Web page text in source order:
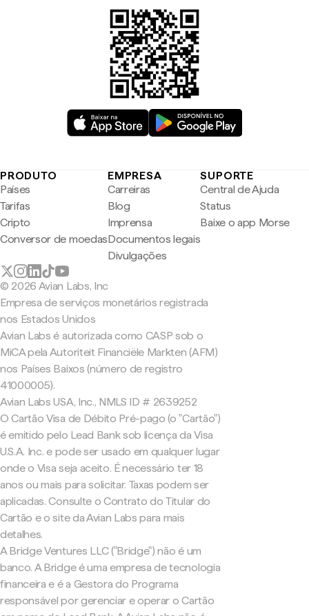
PRODUTO
Países
Tarifas
Cripto
Conversor de moedas
EMPRESA
Carreiras
Blog
Imprensa
Documentos legais
Divulgações
SUPORTE
Central de Ajuda
Status
Baixe o app Morse
© 2026 Avian Labs, Inc
Empresa de serviços monetários registrada
nos Estados Unidos
Avian Labs é autorizada como CASP sob o
MiCA pela Autoriteit Financiële Markten (AFM)
nos Países Baixos (número de registro
41000005).
Avian Labs USA, Inc., NMLS ID # 2639252
O Cartão Visa de Débito Pré-pago (o "Cartão")
é emitido pelo Lead Bank sob licença da Visa
U.S.A. Inc. e pode ser usado em qualquer lugar
onde o Visa seja aceito. É necessário ter 18
anos ou mais para solicitar. Taxas podem ser
aplicadas. Consulte o Contrato do Titular do
Cartão e o site da Avian Labs para mais
detalhes.
A Bridge Ventures LLC ("Bridge") não é um
banco. A Bridge é uma empresa de tecnologia
financeira e é a Gestora do Programa
responsável por gerenciar e operar o Cartão